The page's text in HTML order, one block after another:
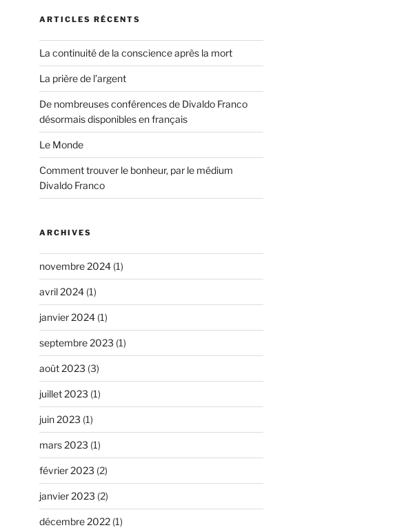
ARTICLES RÉCENTS
La continuité de la conscience après la mort
La prière de l’argent
De nombreuses conférences de Divaldo Franco
désormais disponibles en français
Le Monde
Comment trouver le bonheur, par le médium
Divaldo Franco
ARCHIVES
novembre 2024(1)
avril 2024(1)
janvier 2024(1)
septembre 2023 (1)
août 2023 (3)
juillet 2023 (1)
juin 2023 (1)
mars 2023 (1)
février 2023 (2)
janvier 2023 (2)
décembre 2022(1)